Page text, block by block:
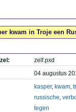
kwam in Troje een
zelf.pxd
04 augustus
kasper, kwam,
russische,
tegen